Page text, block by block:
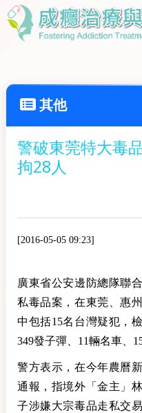
其他
警破東莞特大毒
拘28人
[2016-05-05 09:23]
廣東省公安邊防總隊聯
私毒品案，在東莞、惠
中包括15名台灣疑犯，
349發子彈、11輛名車、
警方表示，在今年農曆
通報，指境外「金主」
子涉嫌大宗毒品走私交